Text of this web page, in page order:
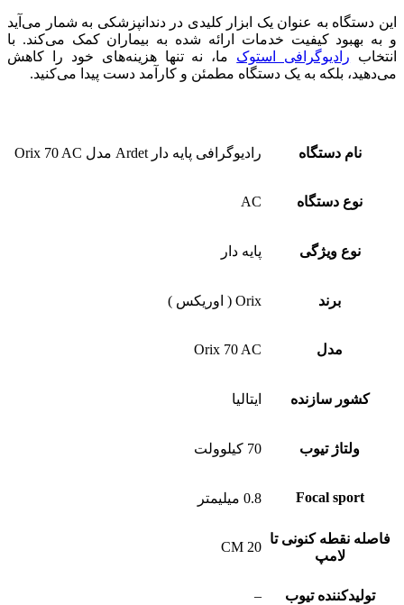
این دستگاه به عنوان یک ابزار کلیدی در دندانپزشکی به شمار می‌آید
و به بهبود کیفیت خدمات ارائه شده به بیماران کمک می‌کند. با
انتخاب رادیوگرافی استوک ما، نه تنها هزینه‌های خود را کاهش
می‌دهید، بلکه به یک دستگاه مطمئن و کارآمد دست پیدا می‌کنید.
نام دستگاه رادیوگرافی پایه دار Ardet مدل Orix 70 AC
نوع دستگاه AC
نوع ویژگی پایه دار
برند Orix ( اوریکس )
مدل Orix 70 AC
کشور سازنده ایتالیا
ولتاژ تیوب 70 کیلوولت
Focal sport 0.8 میلیمتر
فاصله نقطه کنونی تا
لامپ
CM 20
تولیدکننده تیوب –